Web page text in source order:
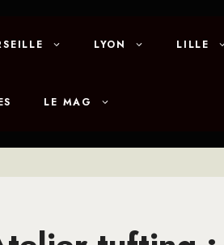
LYON LILLE
LE MAG